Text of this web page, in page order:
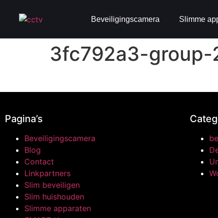
Beveiligingscamera Slimme
3fc792a3-group-
Pagina’s
Beveiligingscamera
Blog
Contact
Linkpartners
Slim beveiligen
Slim huishouden
Slimme apparaten